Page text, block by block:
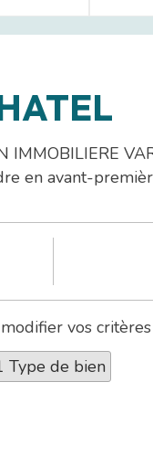
IMMOBILIERE
en avant-
vos
Type de bien